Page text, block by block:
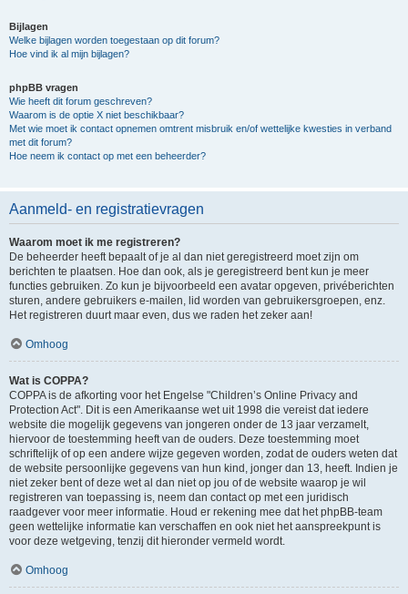
Bijlagen
Welke bijlagen worden toegestaan op dit forum?
Hoe vind ik al mijn bijlagen?
phpBB vragen
Wie heeft dit forum geschreven?
Waarom is de optie X niet beschikbaar?
Met wie moet ik contact opnemen omtrent misbruik en/of wettelijke kwesties in verband
met dit forum?
Hoe neem ik contact op met een beheerder?
Aanmeld- en registratievragen
Waarom moet ik me registreren?
De beheerder heeft bepaalt of je al dan niet geregistreerd moet zijn om
berichten te plaatsen. Hoe dan ook, als je geregistreerd bent kun je meer
functies gebruiken. Zo kun je bijvoorbeeld een avatar opgeven, privéberichten
sturen, andere gebruikers e-mailen, lid worden van gebruikersgroepen, enz.
Het registreren duurt maar even, dus we raden het zeker aan!
Omhoog
Wat is COPPA?
COPPA is de afkorting voor het Engelse "Children’s Online Privacy and
Protection Act". Dit is een Amerikaanse wet uit 1998 die vereist dat iedere
website die mogelijk gegevens van jongeren onder de 13 jaar verzamelt,
hiervoor de toestemming heeft van de ouders. Deze toestemming moet
schriftelijk of op een andere wijze gegeven worden, zodat de ouders weten dat
de website persoonlijke gegevens van hun kind, jonger dan 13, heeft. Indien je
niet zeker bent of deze wet al dan niet op jou of de website waarop je wil
registreren van toepassing is, neem dan contact op met een juridisch
raadgever voor meer informatie. Houd er rekening mee dat het phpBB-team
geen wettelijke informatie kan verschaffen en ook niet het aanspreekpunt is
voor deze wetgeving, tenzij dit hieronder vermeld wordt.
Omhoog